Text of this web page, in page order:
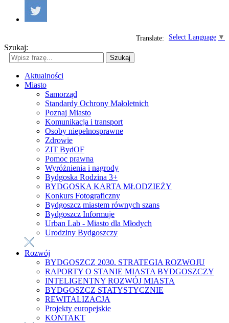
Select Language ▼
Translate:
Szukaj:
Szukaj
Aktualności
Miasto
Samorząd
Standardy Ochrony Małoletnich
Poznaj Miasto
Komunikacja i transport
Osoby niepełnosprawne
Zdrowie
ZIT BydOF
Pomoc prawna
Wyróżnienia i nagrody
Bydgoska Rodzina 3+
BYDGOSKA KARTA MŁODZIEŻY
Konkurs Fotograficzny
Bydgoszcz miastem równych szans
Bydgoszcz Informuje
Urban Lab - Miasto dla Młodych
Urodziny Bydgoszczy
Rozwój
BYDGOSZCZ 2030. STRATEGIA ROZWOJU
RAPORTY O STANIE MIASTA BYDGOSZCZY
INTELIGENTNY ROZWÓJ MIASTA
BYDGOSZCZ STATYSTYCZNIE
REWITALIZACJA
Projekty europejskie
KONTAKT